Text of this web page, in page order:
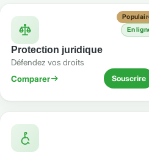
En
Protection juridique
Défendez vos droits
Comparer
Souscrire